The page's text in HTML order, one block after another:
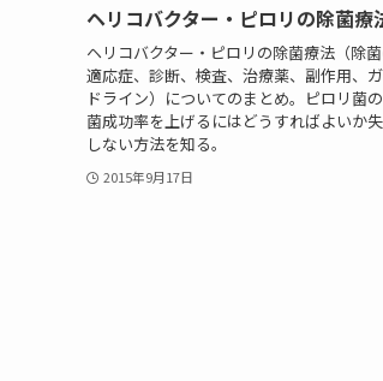
ヘリコバクター・ピロリの除菌療
ヘリコバクター・ピロリの除菌療法（除
適応症、診断、検査、治療薬、副作用、
ドライン）についてのまとめ。ピロリ菌
菌成功率を上げるにはどうすればよいか
しない方法を知る。
2015年9月17日